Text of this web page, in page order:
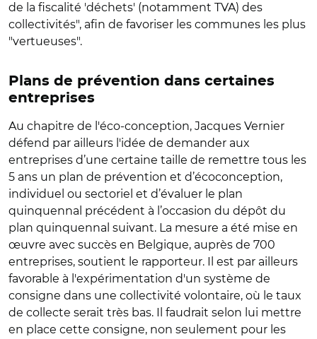
de la fiscalité 'déchets' (notamment TVA) des
collectivités", afin de favoriser les communes les plus
"vertueuses".
Plans de prévention dans certaines
entreprises
Au chapitre de l'éco-conception, Jacques Vernier
défend par ailleurs l'idée de demander aux
entreprises d’une certaine taille de remettre tous les
5 ans un plan de prévention et d’écoconception,
individuel ou sectoriel et d’évaluer le plan
quinquennal précédent à l’occasion du dépôt du
plan quinquennal suivant. La mesure a été mise en
œuvre avec succès en Belgique, auprès de 700
entreprises, soutient le rapporteur. Il est par ailleurs
favorable à l'expérimentation d'un système de
consigne dans une collectivité volontaire, où le taux
de collecte serait très bas. Il faudrait selon lui mettre
en place cette consigne, non seulement pour les